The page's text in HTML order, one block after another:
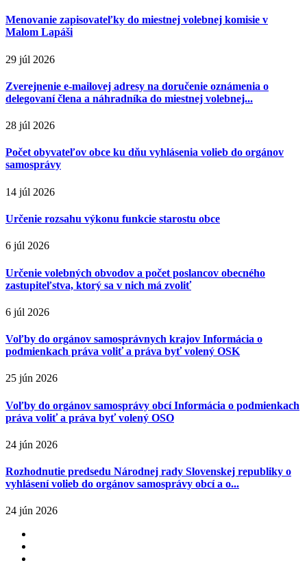
Menovanie zapisovateľky do miestnej volebnej komisie v
Malom Lapáši
29 júl 2026
Zverejnenie e-mailovej adresy na doručenie oznámenia o
delegovaní člena a náhradníka do miestnej volebnej...
28 júl 2026
Počet obyvateľov obce ku dňu vyhlásenia volieb do orgánov
samosprávy
14 júl 2026
Určenie rozsahu výkonu funkcie starostu obce
6 júl 2026
Určenie volebných obvodov a počet poslancov obecného
zastupiteľstva, ktorý sa v nich má zvoliť
6 júl 2026
Voľby do orgánov samosprávnych krajov Informácia o
podmienkach práva voliť a práva byť volený OSK
25 jún 2026
Voľby do orgánov samosprávy obcí Informácia o podmienkach
práva voliť a práva byť volený OSO
24 jún 2026
Rozhodnutie predsedu Národnej rady Slovenskej republiky o
vyhlásení volieb do orgánov samosprávy obcí a o...
24 jún 2026